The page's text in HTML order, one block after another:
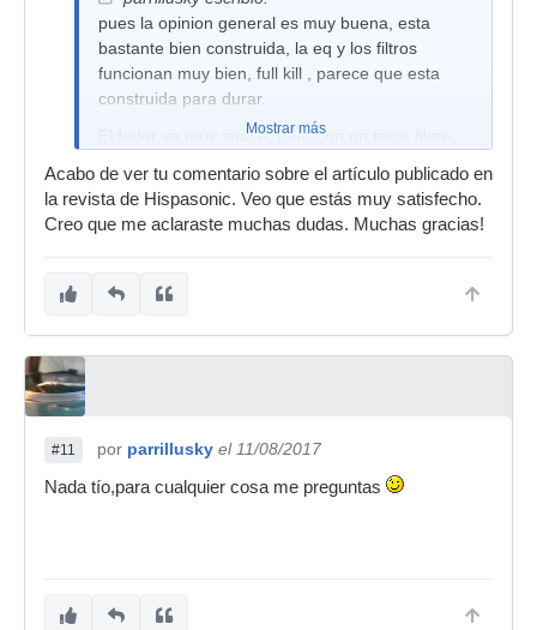
pues la opinion general es muy buena, esta
bastante bien construida, la eq y los filtros
funcionan muy bien, full kill , parece que esta
construida para durar.
El fader va muy suave, pero con un tacto filme,
Por supuesto lo mejor de todo es la licencia
rekordbox, aunque del software no te puedo
también, pero el hecho de que la pioneer sea
totalmente compatible con rekordbox , sin tener
Vengo de usar marcas menos punteras, y sobre
todo , siempre de segunda mano, es mi primera
Mostrar más
Acabo de ver tu comentario sobre el artículo publicado en
la revista de Hispasonic. Veo que estás muy satisfecho.
Creo que me aclaraste muchas dudas. Muchas gracias!
#11 por parrillusky el 11/08/2017
Nada tío,para cualquier cosa me preguntas